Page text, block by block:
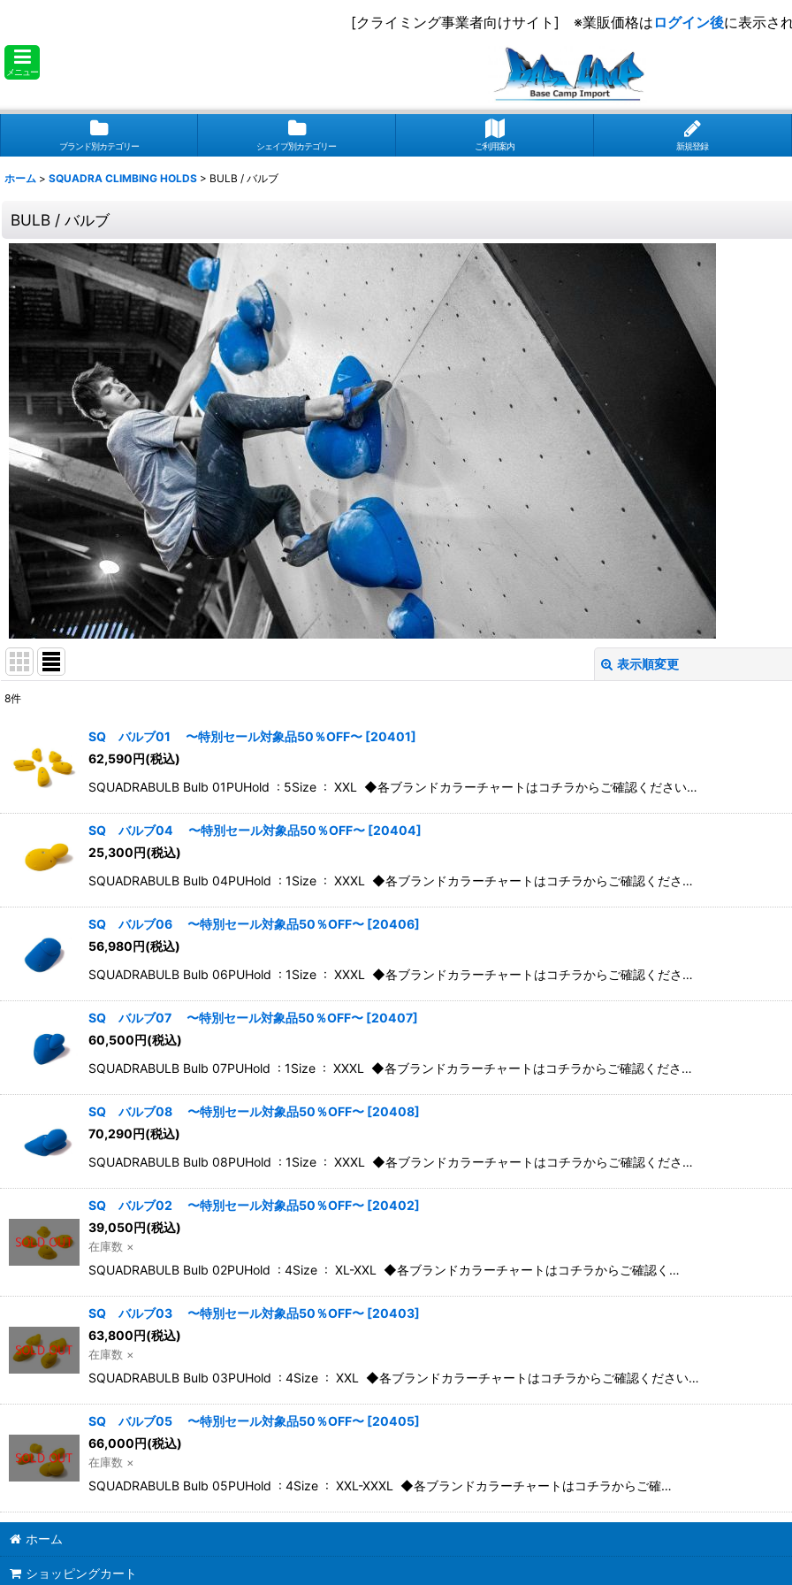
[クライミング事業者向けサイト] ※業販価格は ログイン後に表示さ
メニュー
ブランド別カテゴリー シェイプ別カテゴリー ご利用案内 新規登録
ホーム > SQUADRA CLIMBING HOLDS > BULB / バルブ
BULB / バルブ
表示順変更
並び順:
絞り込む
8件
SQ バルブ01 〜特別セール対象品50％OFF〜 [20401]
62,590円(税込)
SQUADRABULB Bulb 01PUHold : 5Size : XXL ◆各ブランドカラーチャートはコチラからご確認ください…
SQ バルブ04 〜特別セール対象品50％OFF〜 [20404]
25,300円(税込)
SQUADRABULB Bulb 04PUHold : 1Size : XXXL ◆各ブランドカラーチャートはコチラからご確認くださ…
SQ バルブ06 〜特別セール対象品50％OFF〜 [20406]
56,980円(税込)
SQUADRABULB Bulb 06PUHold : 1Size : XXXL ◆各ブランドカラーチャートはコチラからご確認くださ…
SQ バルブ07 〜特別セール対象品50％OFF〜 [20407]
60,500円(税込)
SQUADRABULB Bulb 07PUHold : 1Size : XXXL ◆各ブランドカラーチャートはコチラからご確認くださ…
SQ バルブ08 〜特別セール対象品50％OFF〜 [20408]
70,290円(税込)
SQUADRABULB Bulb 08PUHold : 1Size : XXXL ◆各ブランドカラーチャートはコチラからご確認くださ…
SQ バルブ02 〜特別セール対象品50％OFF〜 [20402]
39,050円(税込)
在庫数 ×
SQUADRABULB Bulb 02PUHold : 4Size : XL-XXL ◆各ブランドカラーチャートはコチラからご確認く…
SQ バルブ03 〜特別セール対象品50％OFF〜 [20403]
63,800円(税込)
在庫数 ×
SQUADRABULB Bulb 03PUHold : 4Size : XXL ◆各ブランドカラーチャートはコチラからご確認ください…
SQ バルブ05 〜特別セール対象品50％OFF〜 [20405]
66,000円(税込)
在庫数 ×
SQUADRABULB Bulb 05PUHold : 4Size : XXL-XXXL ◆各ブランドカラーチャートはコチラからご確…
ホーム
ショッピングカート